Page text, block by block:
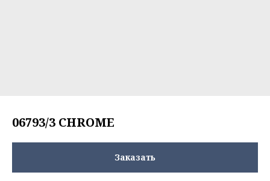
06793/3 CHROME
Заказать